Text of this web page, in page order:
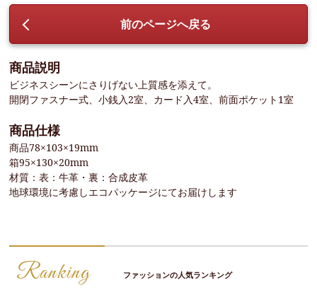
前のページへ戻る
商品説明
ビジネスシーンにさりげない上質感を添えて。
開閉ファスナー式、小銭入2室、カード入4室、前面ポケット1室
商品仕様
商品78×103×19mm
箱95×130×20mm
材質：表：牛革・裏：合成皮革
地球環境に考慮しエコパッケージにてお届けします
Ranking ファッションの人気ランキング